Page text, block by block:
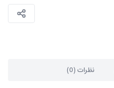
نظرات (0)